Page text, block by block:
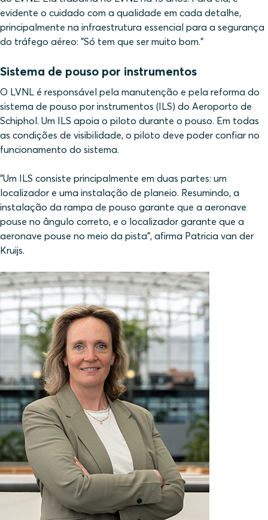
evidente o cuidado com a qualidade em cada detalhe,
principalmente na infraestrutura essencial para a segurança
do tráfego aéreo: "Só tem que ser muito bom."
Sistema de pouso por instrumentos
O LVNL é responsável pela manutenção e pela reforma do
sistema de pouso por instrumentos (ILS) do Aeroporto de
Schiphol. Um ILS apoia o piloto durante o pouso. Em todas
as condições de visibilidade, o piloto deve poder confiar no
funcionamento do sistema.
"Um ILS consiste principalmente em duas partes: um
localizador e uma instalação de planeio. Resumindo, a
instalação da rampa de pouso garante que a aeronave
pouse no ângulo correto, e o localizador garante que a
aeronave pouse no meio da pista”, afirma Patricia van der
Kruijs.